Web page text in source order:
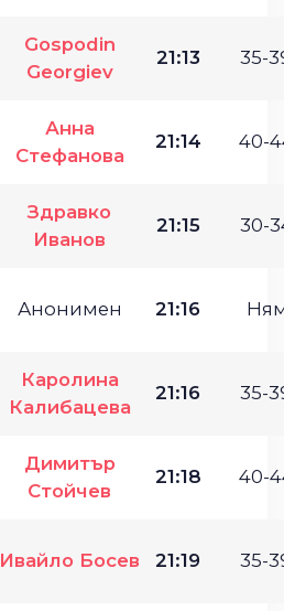
Gospodin
Georgiev
21:13 35-
Анна
Стефанова
21:14 40-
Здравко
Иванов
21:15 30-
Анонимен 21:16
Каролина
Калибацева
21:16 35-
Димитър
Стойчев
21:18 40-
Ивайло Босев 21:19 35-